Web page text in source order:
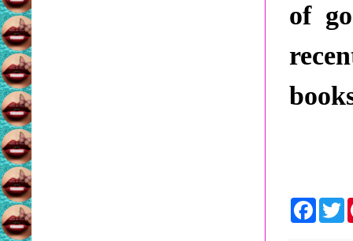
of
F
a
c i